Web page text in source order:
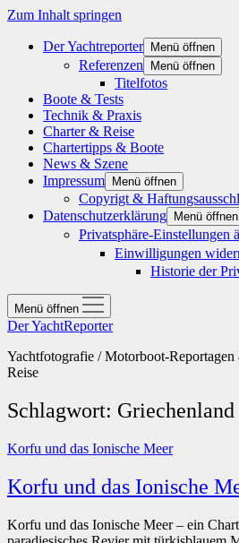
Zum Inhalt springen
Der Yachtreporter Menü öffnen
Referenzen Menü öffnen
Titelfotos
Boote & Tests
Technik & Praxis
Charter & Reise
Chartertipps & Boote
News & Szene
Impressum
Menü öffnen
Copyrigt &
Datenschutzerklärung
Menü öffnen
Privatsphäre-Einstellungen
Einwilligungen
Historie der
Menü öffnen
Der YachtReporter
Yachtfotografie / Motorboot-
Reise
Schlagwort: Griechenland
Korfu und das Ionische Meer
Korfu und das Ionische
Korfu und das Ionische Meer – ein